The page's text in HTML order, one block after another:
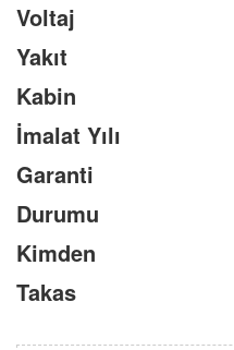
Voltaj
Yakıt
Kabin
İmalat Yılı
Garanti
Durumu
Kimden
Takas